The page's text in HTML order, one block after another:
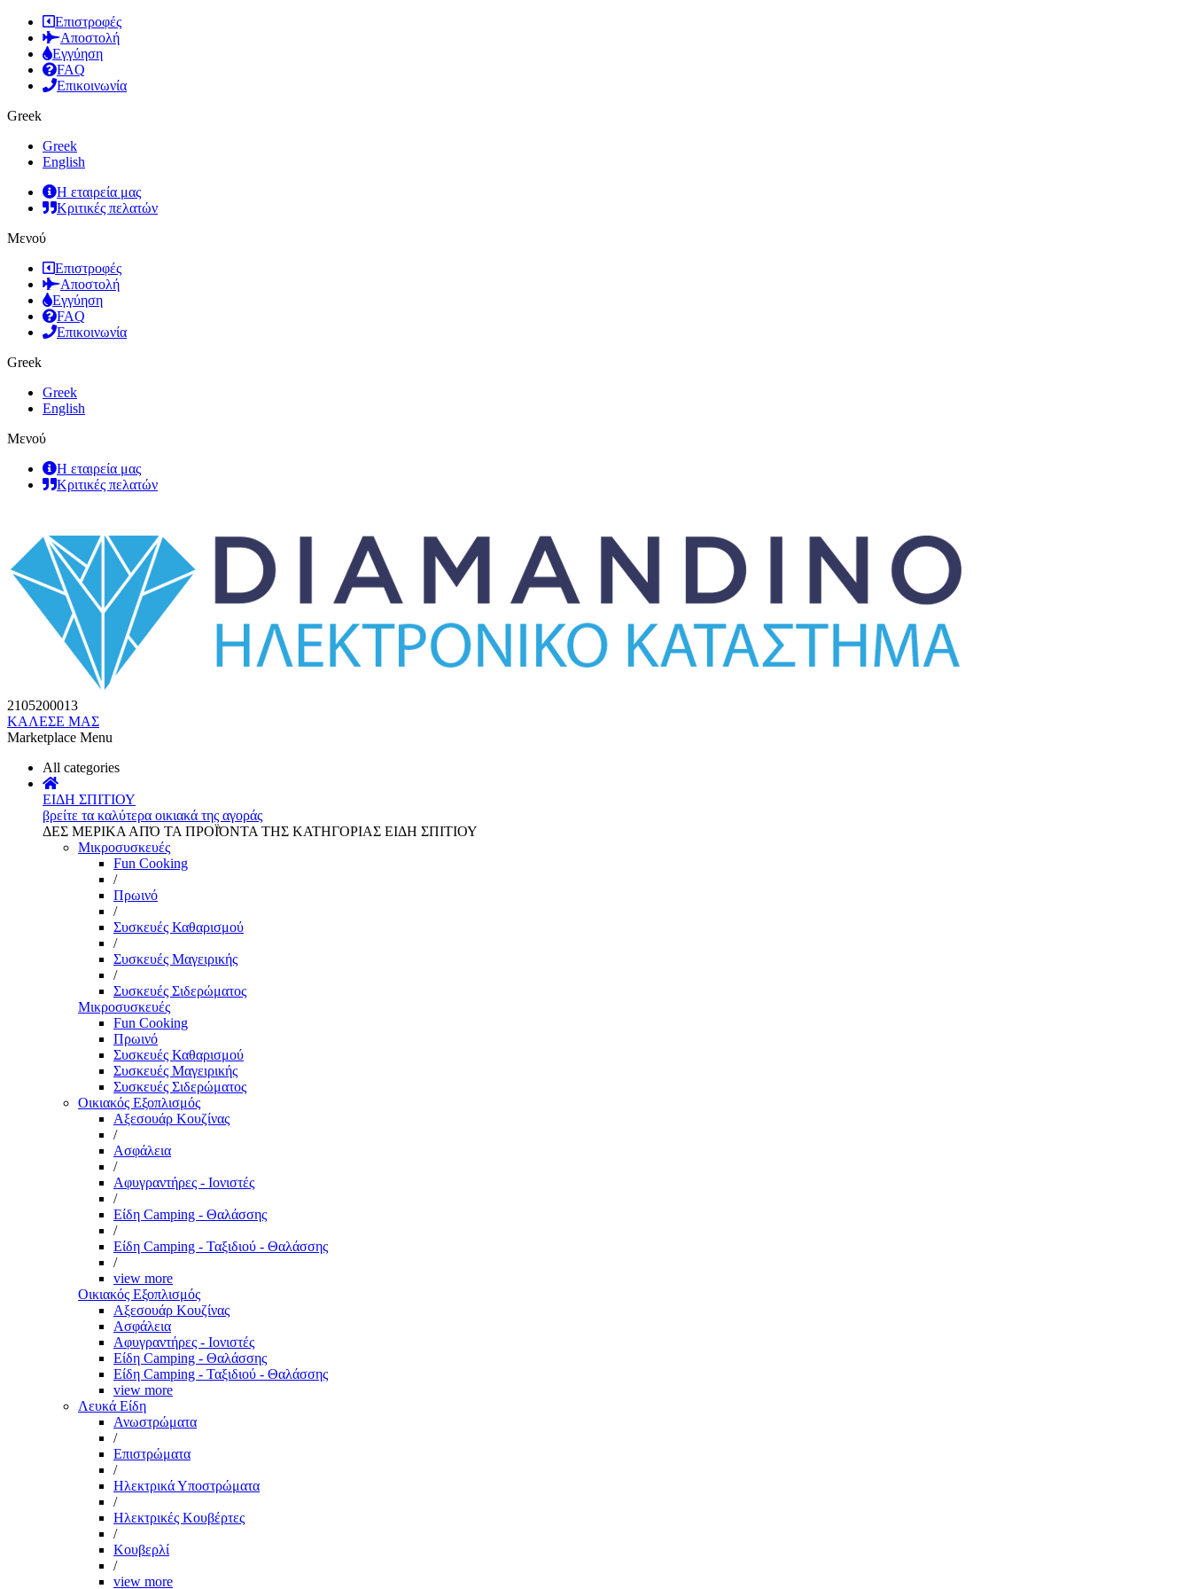
Επιστροφές
Αποστολή
Εγγύηση
FAQ
Επικοινωνία
Greek
Greek
English
Η εταιρεία μας
Κριτικές πελατών
Μενού
Επιστροφές
Αποστολή
Εγγύηση
FAQ
Επικοινωνία
Greek
Greek
English
Μενού
Η εταιρεία μας
Κριτικές πελατών
2105200013
ΚΑΛΕΣΕ ΜΑΣ
Marketplace Menu
All categories
ΕΙΔΗ ΣΠΙΤΙΟΥ
βρείτε τα καλύτερα οικιακά της αγοράς
ΔΕΣ ΜΕΡΙΚΑ ΑΠΌ ΤΑ ΠΡΟΪΌΝΤΑ ΤΗΣ ΚΑΤΗΓΟΡΙΑΣ ΕΙΔΗ ΣΠΙΤΙΟΥ
Μικροσυσκευές
Fun Cooking
/
Πρωινό
/
Συσκευές Καθαρισμού
/
Συσκευές Μαγειρικής
/
Συσκευές Σιδερώματος
Μικροσυσκευές
Fun Cooking
Πρωινό
Συσκευές Καθαρισμού
Συσκευές Μαγειρικής
Συσκευές Σιδερώματος
Οικιακός Εξοπλισμός
Αξεσουάρ Κουζίνας
/
Ασφάλεια
/
Αφυγραντήρες - Ιονιστές
/
Είδη Camping - Θαλάσσης
/
Είδη Camping - Ταξιδιού - Θαλάσσης
/
view more
Οικιακός Εξοπλισμός
Αξεσουάρ Κουζίνας
Ασφάλεια
Αφυγραντήρες - Ιονιστές
Είδη Camping - Θαλάσσης
Είδη Camping - Ταξιδιού - Θαλάσσης
view more
Λευκά Είδη
Ανωστρώματα
/
Επιστρώματα
/
Ηλεκτρικά Υποστρώματα
/
Ηλεκτρικές Κουβέρτες
/
Κουβερλί
/
view more